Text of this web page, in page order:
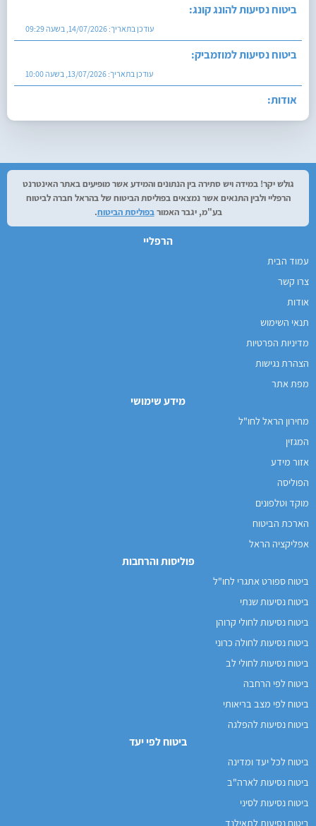
ביטוח נסיעות להונג קונג:
עודכן בתאריך: 14/07/2026, בשעה 09:29
ביטוח נסיעות למוזמביק:
עודכן בתאריך: 13/07/2026, בשעה 10:00
אודות:
עודכן בתאריך:27/07/2026, בשעה 12:29
גולש יקר! במידה ויש סתירה בין הנתונים והמידע אשר מופיעים באתר האינטרנט
הרפליי ולבין התנאים אשר נמצאים בפוליסת הביטוח של בהראל חברה לביטוח
בע"מ, יגבר האמורבפוליסת הביטוח.
הרפליי
עמוד הבית
צרו קשר
אודות
תנאי השימוש
מדיניות הפרטיות
הצהרת נגישות
מפת אתר
מידע שימושי
מחירון הראל לחו"ל
המגזין
אזור מידע
הפוליסה
מוקד וטלפונים
הארכת הביטוח
אפליקציה הראל
פוליסות והרחבות
ביטוח ספורט אתגרי לחו"ל
ביטוח נסיעות שנתי
ביטוח נסיעות לחולי קרוהן
ביטוח נסיעות לחולה כרוני
ביטוח נסיעות לחולי לב
ביטוח לפי הרחבה
ביטוח לפי מצב בריאותי
ביטוח נסיעות להפלגה
ביטוח לפי יעד
ביטוח לכל יעד ומדינה
ביטוח נסיעות לארה"ב
ביטוח נסיעות לסיני
ביטוח נסיעות לתאילנד